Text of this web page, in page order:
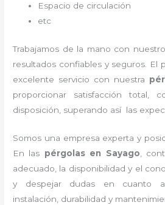
Espacio de circulación
etc
Trabajamos de la mano con
resultados confiables y seguros. El
excelente servicio con nuestra
proporcionar satisfacción total,
disposición, superando así las
Somos una empresa experta y
En las pérgolasen Sayago,
adecuado, la disponibilidad y el
y despejar dudas en cuanto a
instalación, durabilidad y